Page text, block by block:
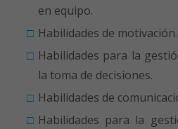
en equipo.
Habilidades de motivación.
Habilidades para la
la toma de decisiones.
Habilidades de
Habilidades para la